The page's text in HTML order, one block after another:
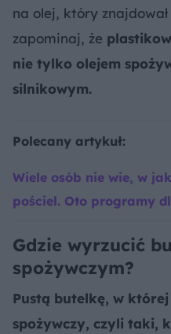
na olej, który
zapominaj, że
nie tylko olejem
silnikowym.
Polecany artykuł:
Wiele osób nie wie, w
pościel. Oto programy
Gdzie wyrzucić
spożywczym?
Pustą butelkę, w której
spożywczy, czyli taki,